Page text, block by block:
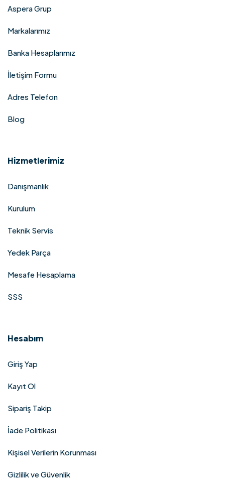
Aspera Grup
Markalarımız
Banka Hesaplarımız
İletişim Formu
Adres Telefon
Blog
Hizmetlerimiz
Danışmanlık
Kurulum
Teknik Servis
Yedek Parça
Mesafe Hesaplama
SSS
Hesabım
Giriş Yap
Kayıt Ol
Sipariş Takip
İade Politikası
Kişisel Verilerin Korunması
Gizlilik ve Güvenlik